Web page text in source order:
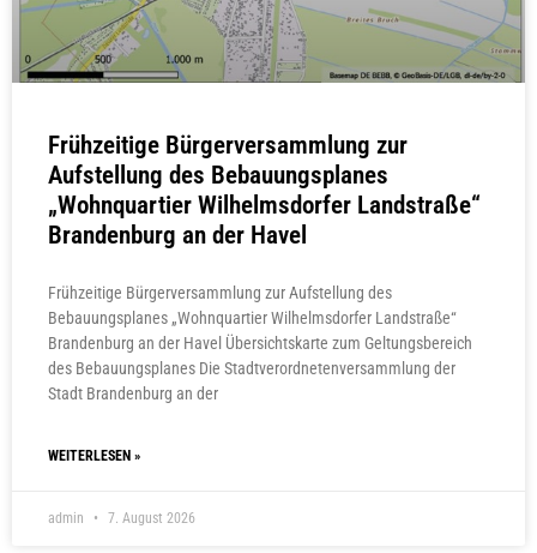
Frühzeitige Bürgerversammlung zur
Aufstellung des Bebauungsplanes
„Wohnquartier Wilhelmsdorfer Landstraße“
Brandenburg an der Havel
Frühzeitige Bürgerversammlung zur Aufstellung des
Bebauungsplanes „Wohnquartier Wilhelmsdorfer Landstraße“
Brandenburg an der Havel Übersichtskarte zum Geltungsbereich
des Bebauungsplanes Die Stadtverordnetenversammlung der
Stadt Brandenburg an der
WEITERLESEN »
admin 7. August 2026